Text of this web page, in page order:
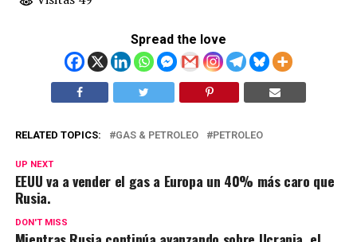
Spread the love
RELATED TOPICS: GAS & PETROLEO PETROLEO
UP NEXT
EEUU va a vender el gas a Europa un 40% más caro que
Rusia.
DON'T MISS